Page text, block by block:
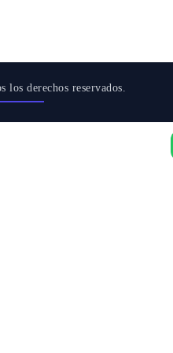
los derechos reservados.